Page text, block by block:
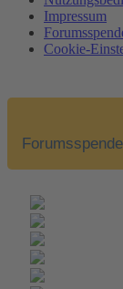
Impressum
Cookie-
Forumsspende